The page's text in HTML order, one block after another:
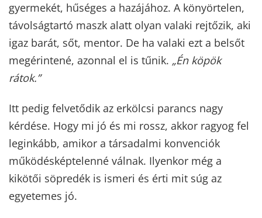
gyermekét, hűséges a hazájához. A könyörtelen,
távolságtartó maszk alatt olyan valaki rejtőzik, aki
igaz barát, sőt, mentor. De ha valaki ezt a belsőt
megérintené, azonnal el is tűnik. „Én köpök
rátok.”
Itt pedig felvetődik az erkölcsi parancs nagy
kérdése. Hogy mi jó és mi rossz, akkor ragyog fel
leginkább, amikor a társadalmi konvenciók
működésképtelenné válnak. Ilyenkor még a
kikötői söpredék is ismeri és érti mit súg az
egyetemes jó.